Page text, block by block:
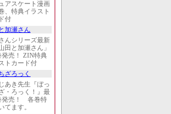
アスケート漫画
、特典イラスト
付
加瀬さん
んシリーズ最新
田と加瀬さん」
発売！ ZIN特典
トカード付
ざろっく
あき先生『ぼっ
・ろっく！』最
発売！ 各巻特
てます。